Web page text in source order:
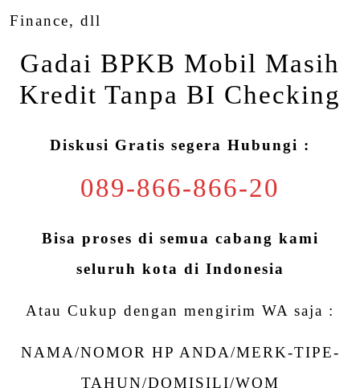
Finance, dll
Gadai BPKB Mobil Masih
Kredit Tanpa BI Checking
Diskusi Gratis segera Hubungi :
089-866-866-20
Bisa proses di semua cabang kami
seluruh kota di Indonesia
Atau Cukup dengan mengirim WA saja :
NAMA/NOMOR HP ANDA/MERK-TIPE-
TAHUN/DOMISILI/WOM